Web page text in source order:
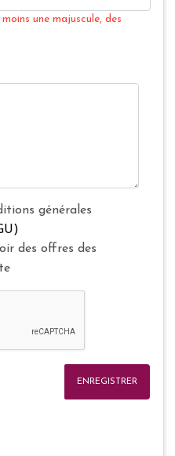
une majuscule, des
générales
des offres des
ENREGISTRER